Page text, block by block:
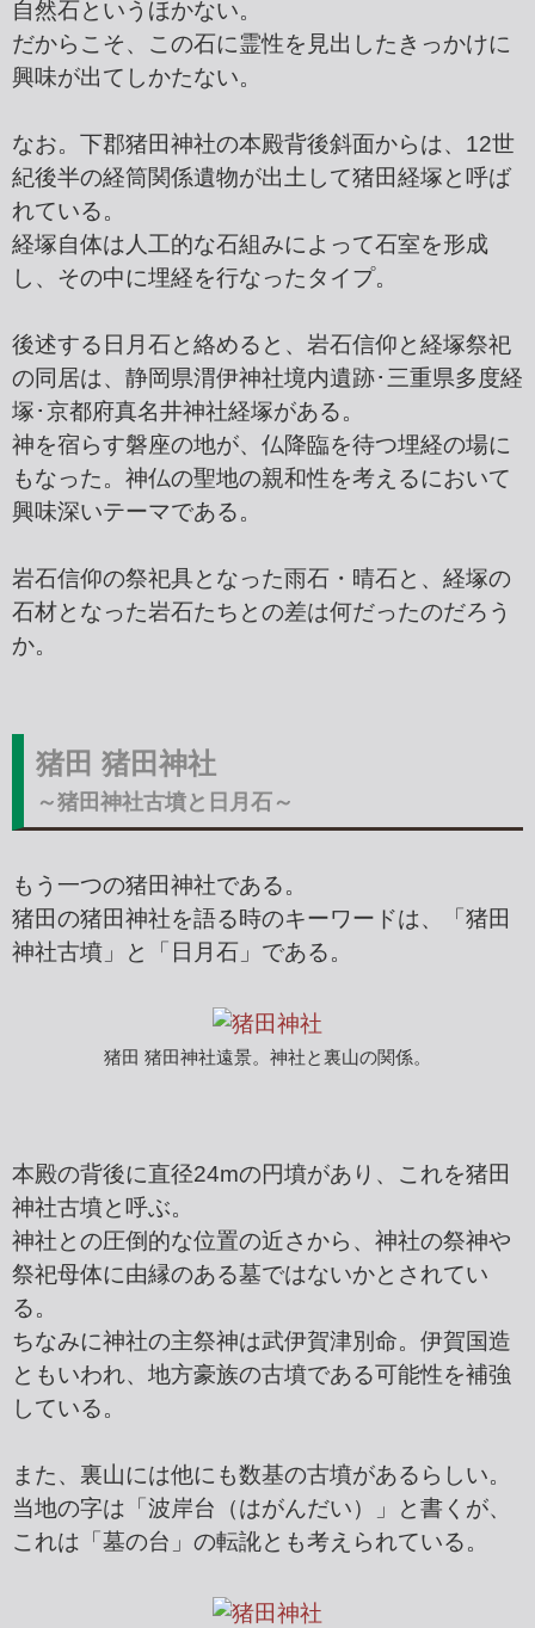
自然石というほかない。
だからこそ、この石に霊性を見出したきっかけに
興味が出てしかたない。
なお。下郡猪田神社の本殿背後斜面からは、12世
紀後半の経筒関係遺物が出土して猪田経塚と呼ば
れている。
経塚自体は人工的な石組みによって石室を形成
し、その中に埋経を行なったタイプ。
後述する日月石と絡めると、岩石信仰と経塚祭祀
の同居は、静岡県渭伊神社境内遺跡･三重県多度経
塚･京都府真名井神社経塚がある。
神を宿らす磐座の地が、仏降臨を待つ埋経の場に
もなった。神仏の聖地の親和性を考えるにおいて
興味深いテーマである。
岩石信仰の祭祀具となった雨石・晴石と、経塚の
石材となった岩石たちとの差は何だったのだろう
か。
猪田 猪田神社
～猪田神社古墳と日月石～
もう一つの猪田神社である。
猪田の猪田神社を語る時のキーワードは、「猪田
神社古墳」と「日月石」である。
猪田 猪田神社遠景。神社と裏山の関係。
本殿の背後に直径24mの円墳があり、これを猪田
神社古墳と呼ぶ。
神社との圧倒的な位置の近さから、神社の祭神や
祭祀母体に由縁のある墓ではないかとされてい
る。
ちなみに神社の主祭神は武伊賀津別命。伊賀国造
ともいわれ、地方豪族の古墳である可能性を補強
している。
また、裏山には他にも数基の古墳があるらしい。
当地の字は「波岸台（はがんだい）」と書くが、
これは「墓の台」の転訛とも考えられている。